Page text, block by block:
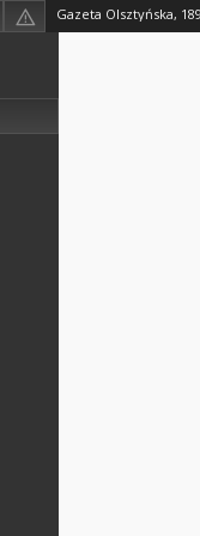
Gazeta Olsztyńska,